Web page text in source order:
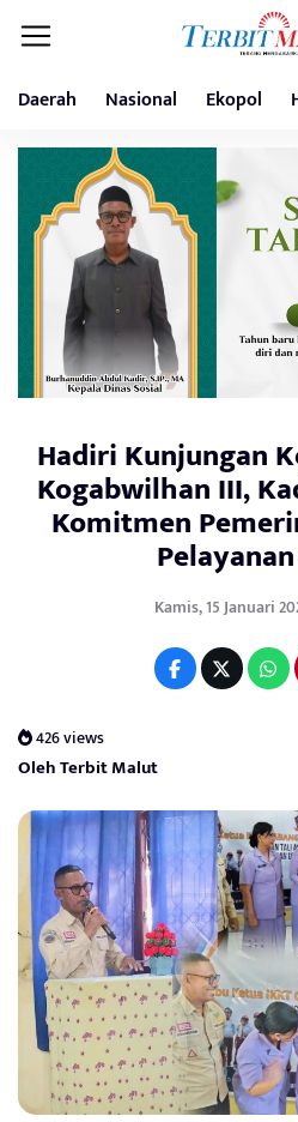
Daerah Nasional Ekopol
Hadiri Kunjungan
Kogabwilhan III,
Komitmen
Kamis, 15 Januari
426 views
Oleh Terbit Malut